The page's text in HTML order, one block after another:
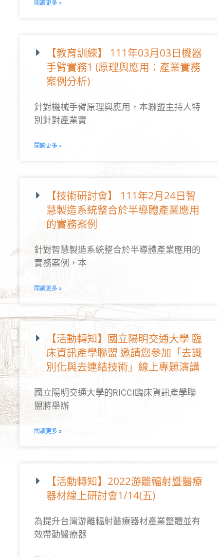
閱讀更多 »
【教育訓練】 111年03月03日機器
手臂實務1 (原理與應用：產業實務
案例分析)
針對機械手臂原理與應用，本聯盟主持人特
別針對產業實
閱讀更多 »
【技術研討會】 111年2月24日智
慧製造系統整合於半導體產業應用
的實務案例
針對智慧製造系統整合於半導體產業應用的
實務案例，本
閱讀更多 »
【活動轉知】國立陽明交通大學 臨
床資訊產學聯盟 邀請您參加「去識
別化與去連結技術」線上專題演講
國立陽明交通大學的RICCI臨床資訊產學聯
盟將舉辦
閱讀更多 »
【活動轉知】2022游離輻射暨醫療
器材線上研討會1/14(五)
為提升台灣游離輻射醫療器材產業整體並有
效帶動醫療器